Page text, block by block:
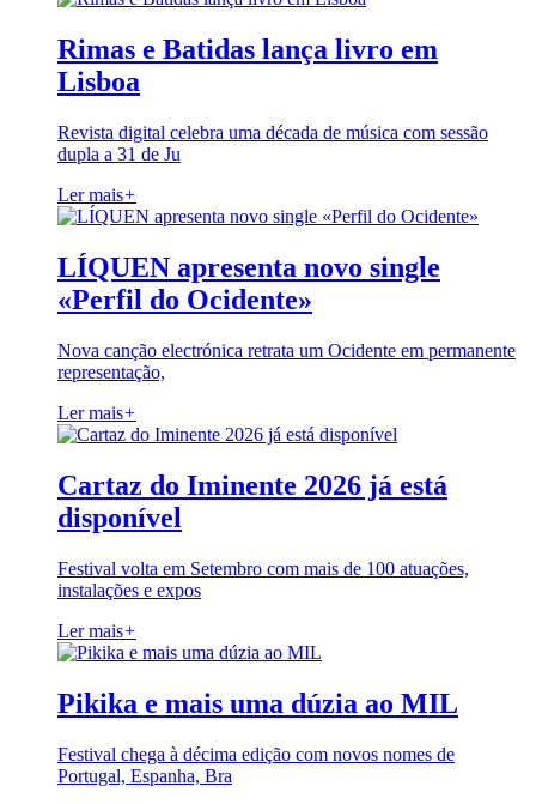
Rimas e Batidas lança livro em
Lisboa
Revista digital celebra uma década de música com sessão
dupla a 31 de Ju
Ler mais+
LÍQUEN apresenta novo single
«Perfil do Ocidente»
Nova canção electrónica retrata um Ocidente em permanente
representação,
Ler mais+
Cartaz do Iminente 2026 já está
disponível
Festival volta em Setembro com mais de 100 atuações,
instalações e expos
Ler mais+
Pikika e mais uma dúzia ao MIL
Festival chega à décima edição com novos nomes de
Portugal, Espanha, Bra